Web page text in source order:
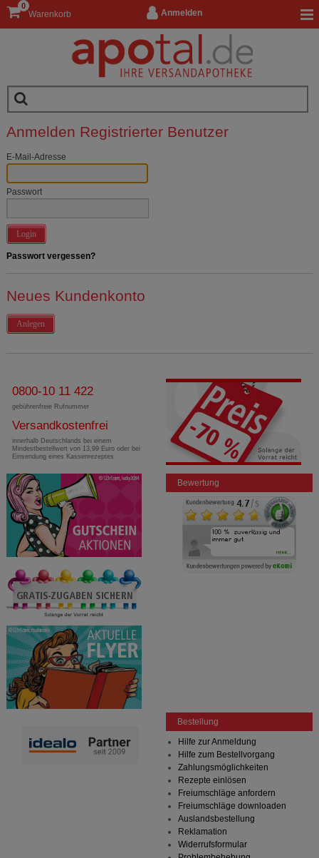
Anmelden
Warenkorb
0
Anmelden Registrierter Benutzer
E-Mail-Adresse
Passwort
Login
Passwort vergessen?
Neues Kundenkonto
Anlegen
0800-10 11 422
gebührenfreie Rufnummer
Versandkostenfrei
innerhalb Deutschlands bei einem
Mindestbestellwert von 13,99 Euro oder bei
Einsendung eines Kassenrezeptes
Bewertung
Bestellung
Hilfe zur Anmeldung
Hilfe zum Bestellvorgang
Zahlungsmöglichkeiten
Rezepte einlösen
Freiumschläge anfordern
Freiumschläge downloaden
Auslandsbestellung
Reklamation
Widerrufsformular